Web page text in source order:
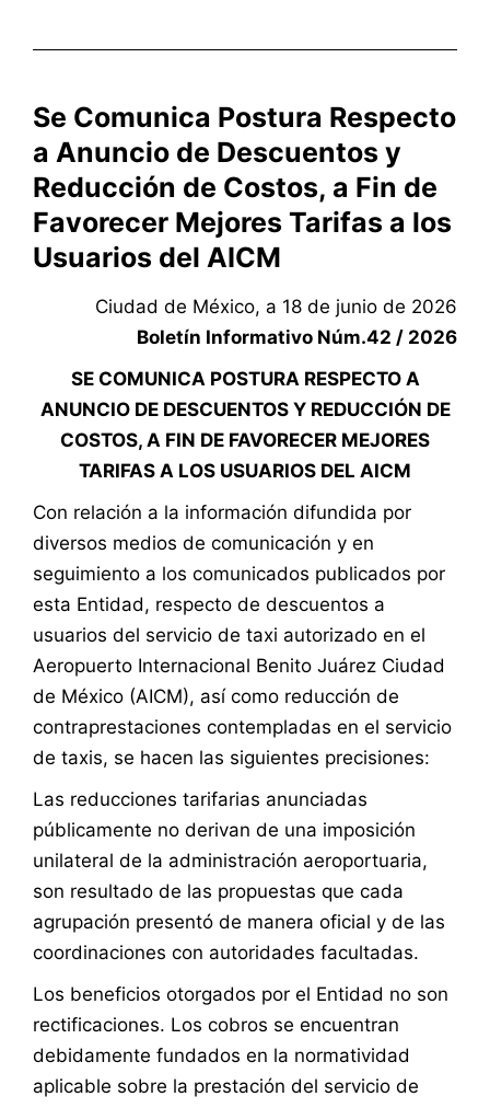
Se Comunica Postura Respecto
a Anuncio de Descuentos y
Reducción de Costos, a Fin de
Favorecer Mejores Tarifas a los
Usuarios del AICM
Ciudad de México, a 18 de junio de 2026
Boletín Informativo Núm.42 / 2026
SE COMUNICA POSTURA RESPECTO A
ANUNCIO DE DESCUENTOS Y REDUCCIÓN DE
COSTOS, A FIN DE FAVORECER MEJORES
TARIFAS A LOS USUARIOS DEL AICM
Con relación a la información difundida por
diversos medios de comunicación y en
seguimiento a los comunicados publicados por
esta Entidad, respecto de descuentos a
usuarios del servicio de taxi autorizado en el
Aeropuerto Internacional Benito Juárez Ciudad
de México (AICM), así como reducción de
contraprestaciones contempladas en el servicio
de taxis, se hacen las siguientes precisiones:
Las reducciones tarifarias anunciadas
públicamente no derivan de una imposición
unilateral de la administración aeroportuaria,
son resultado de las propuestas que cada
agrupación presentó de manera oficial y de las
coordinaciones con autoridades facultadas.
Los beneficios otorgados por el Entidad no son
rectificaciones. Los cobros se encuentran
debidamente fundados en la normatividad
aplicable sobre la prestación del servicio de